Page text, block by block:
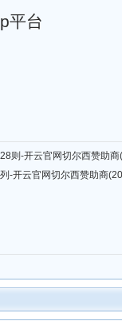
平台
则-开云官网切尔西赞助
-开云官网切尔西赞助商